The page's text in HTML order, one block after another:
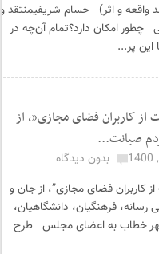
واقعه و اثر) حسام شریفیمنتقد و
چطور امکان دارد؟تمام آن‌چه در
این پر...
از کاربران فضای مجازی”، از
صیانت...
بدون دیدگاه
کاربران فضای مجازی”، از جان و
رسانه، فرهنگیان، دانشگاهیان،
خطاب به اعضای مجلس طرح